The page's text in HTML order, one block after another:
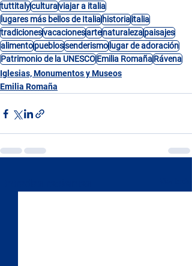
tuttitalyculturaviajar a italia
lugares más bellos de Italiahistoriaitalia
tradicionesvacacionesartenaturalezapaisajes
alimentopueblossenderismolugar de adoración
Patrimonio de la UNESCOEmilia RomañaRávena
Iglesias, Monumentos y Museos
Emilia Romaña